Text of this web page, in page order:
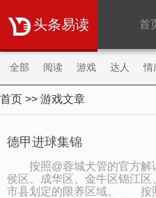
头条易读 首
全部 阅读 游戏 达人 情
购物 旅游 职场
首页 >> 游戏文章
德甲进球集锦
按照@蓉城犬管的官方解
侯区、成华区、金牛区锦江
市县划定的限养区域。 按